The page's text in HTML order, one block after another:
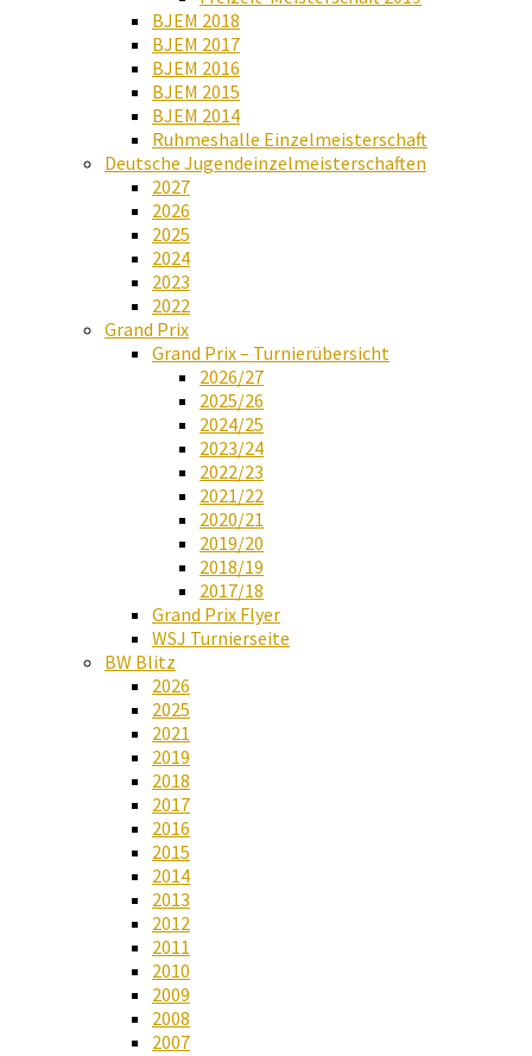
BJEM 2018
BJEM 2017
BJEM 2016
BJEM 2015
BJEM 2014
Ruhmeshalle Einzelmeisterschaft
Deutsche Jugendeinzelmeisterschaften
2027
2026
2025
2024
2023
2022
Grand Prix
Grand Prix – Turnierübersicht
2026/27
2025/26
2024/25
2023/24
2022/23
2021/22
2020/21
2019/20
2018/19
2017/18
Grand Prix Flyer
WSJ Turnierseite
BW Blitz
2026
2025
2021
2019
2018
2017
2016
2015
2014
2013
2012
2011
2010
2009
2008
2007